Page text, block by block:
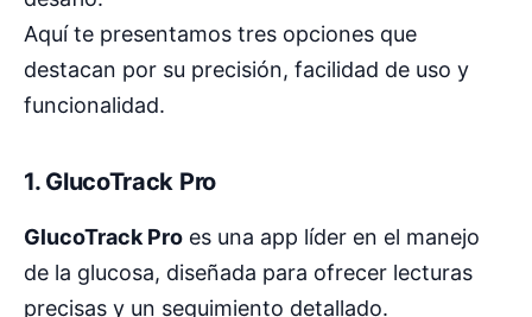
Aquí te presentamos tres opciones que
destacan por su precisión, facilidad de uso y
funcionalidad.
1. GlucoTrack Pro
GlucoTrack Pro es una app líder en el manejo
de la glucosa, diseñada para ofrecer lecturas
precisas y un seguimiento detallado.